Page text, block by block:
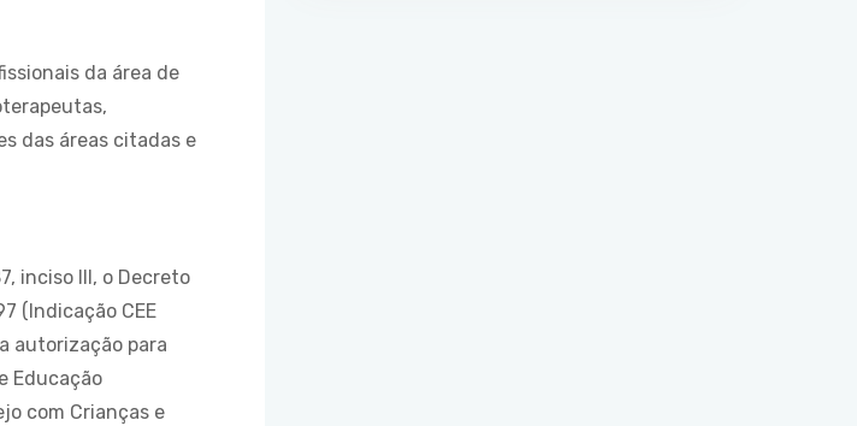
da área de
das áreas citadas e
inciso III, o Decreto
(Indicação CEE
autorização para
Educação
com Crianças e